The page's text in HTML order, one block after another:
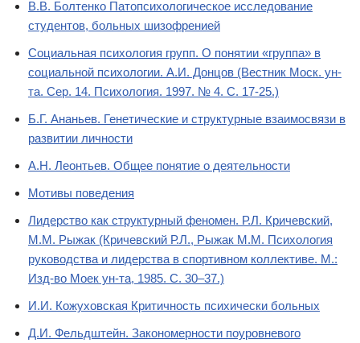
В.В. Болтенко Патопсихологическое исследование
студентов, больных шизофренией
Социальная психология групп. О понятии «группа» в
социальной психологии. А.И. Донцов (Вестник Моск. ун-
та. Сер. 14. Психология. 1997. № 4. С. 17-25.)
Б.Г. Ананьев. Генетические и структурные взаимосвязи в
развитии личности
А.Н. Леонтьев. Общее понятие о деятельности
Мотивы поведения
Лидерство как структурный феномен. Р.Л. Кричевский,
М.М. Рыжак (Кричевский Р.Л., Рыжак М.М. Психология
руководства и лидерства в спортивном коллективе. М.:
Изд-во Моек ун-та, 1985. С. 30–37.)
И.И. Кожуховская Критичность психически больных
Д.И. Фельдштейн. Закономерности поуровневого